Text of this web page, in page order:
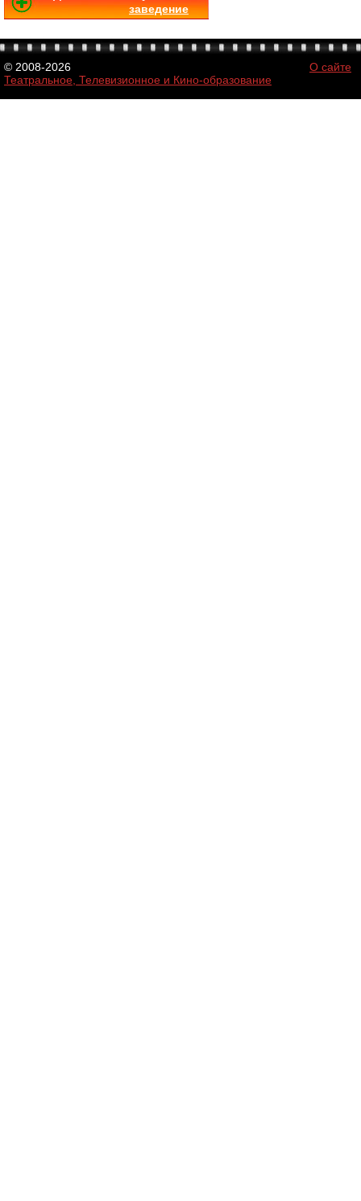
заведение
© 2008-2026
Театральное, Телевизионное и Кино-образование
О сайте